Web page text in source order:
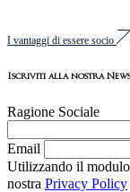
I vantaggi di essere socio
Iscriviti alla nostra
Ragione Sociale
Email
Utilizzando il modulo
nostra Privacy Policy